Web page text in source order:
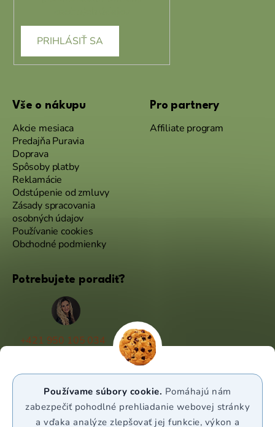
Používame súbory cookie. Pomáhajú nám
zabezpečiť pohodlné prehliadanie webovej stránky
a vďaka analýze zlepšovať jej funkcie, výkon a
PRIHLÁSIŤ SA
Vše o nákupu
Akcie mesiaca
Predajňa Puravia
Doprava
Spôsoby platby
Reklamácie
Odstúpenie od zmluvy
Zásady spracovania
osobných údajov
Používanie cookies
Obchodné podmienky
Pro partnery
Affiliate program
Potrebujete poradiť?
+421 950 105 034
WhatsApp